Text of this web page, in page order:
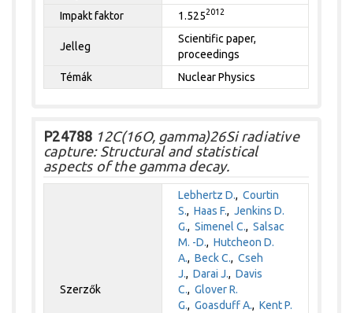
Impakt faktor
1.5252012
Jelleg
Scientific paper,
proceedings
Témák
Nuclear Physics
P24788 12C(16O, gamma)26Si radiative
capture: Structural and statistical
aspects of the gamma decay.
Szerzők
Lebhertz D.,Courtin
S.,Haas F.,Jenkins D.
G.,Simenel C.,Salsac
M. -D.,Hutcheon D.
A.,Beck C.,Cseh
J.,Darai J.,Davis
C.,Glover R.
G.,Goasduff A.,Kent P.